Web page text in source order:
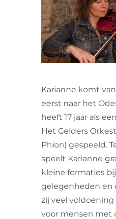
VRIJWILLIGERS &
CONTACT
Karianne komt
eerst naar het
heeft 17 jaar als
Het Gelders
Phion) gespeeld.
speelt Karianne
kleine formaties
gelegenheden en
zij veel
voor mensen met